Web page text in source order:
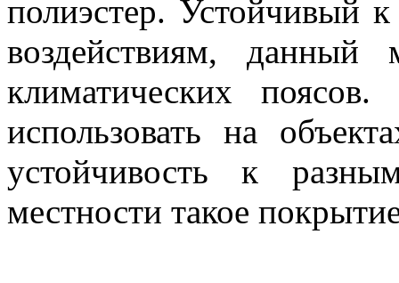
полиэстер. Устойчивый
воздействиям, данный
климатических
использовать на
устойчивость к
местности такое